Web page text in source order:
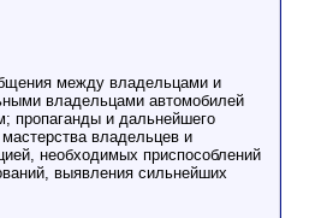
между владельцами и
владельцами автомобилей
пропаганды и дальнейшего
владельцев и
необходимых приспособлений
выявления сильнейших